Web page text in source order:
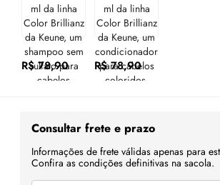
R$ 78,90 R$ 78,90
Consultar frete e prazo
Informações de frete válidas apenas para
Confira as condições definitivas na sacola.